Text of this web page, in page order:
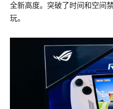
全新高度。突破了时间和空间
玩。